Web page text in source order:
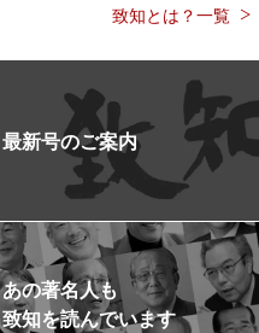
致知とは？一覧
最新号のご案内
あの著名人も
致知を読んでいます